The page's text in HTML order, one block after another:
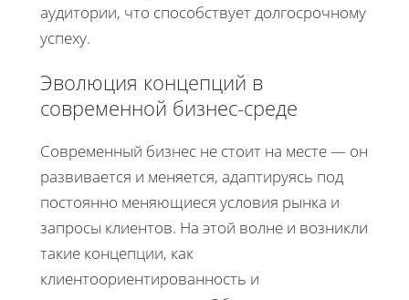
аудитории, что способствует долгосрочному
успеху.
Эволюция концепций в
современной бизнес-среде
Современный бизнес не стоит на месте — он
развивается и меняется, адаптируясь под
постоянно меняющиеся условия рынка и
запросы клиентов. На этой волне и возникли
такие концепции, как
клиентоориентированность и